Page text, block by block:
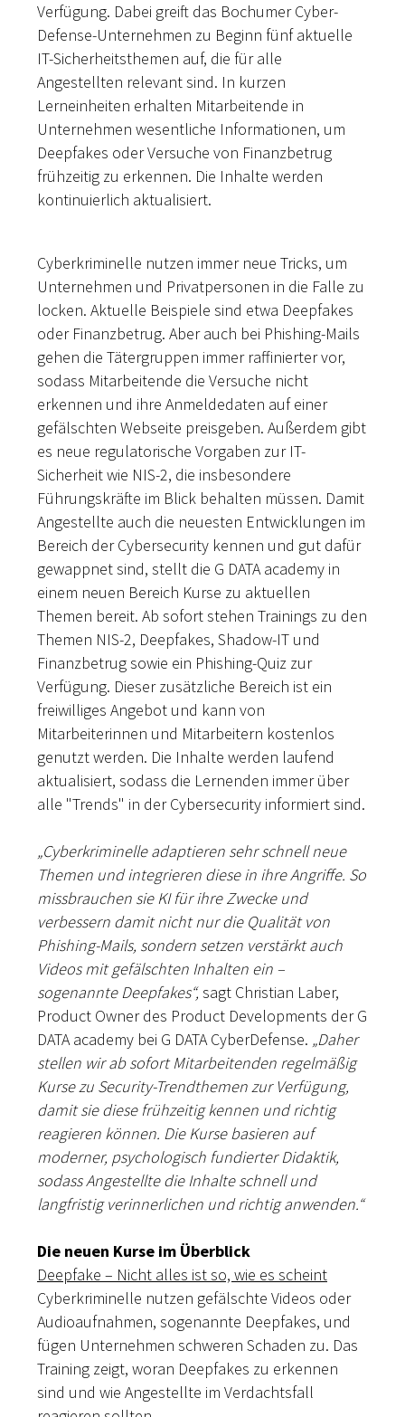
Verfügung. Dabei greift das Bochumer Cyber-
Defense-Unternehmen zu Beginn fünf aktuelle
IT-Sicherheitsthemen auf, die für alle
Angestellten relevant sind. In kurzen
Lerneinheiten erhalten Mitarbeitende in
Unternehmen wesentliche Informationen, um
Deepfakes oder Versuche von Finanzbetrug
frühzeitig zu erkennen. Die Inhalte werden
kontinuierlich aktualisiert.
Cyberkriminelle nutzen immer neue Tricks, um
Unternehmen und Privatpersonen in die Falle zu
locken. Aktuelle Beispiele sind etwa Deepfakes
oder Finanzbetrug. Aber auch bei Phishing-Mails
gehen die Tätergruppen immer raffinierter vor,
sodass Mitarbeitende die Versuche nicht
erkennen und ihre Anmeldedaten auf einer
gefälschten Webseite preisgeben. Außerdem gibt
es neue regulatorische Vorgaben zur IT-
Sicherheit wie NIS-2, die insbesondere
Führungskräfte im Blick behalten müssen. Damit
Angestellte auch die neuesten Entwicklungen im
Bereich der Cybersecurity kennen und gut dafür
gewappnet sind, stellt die G DATA academy in
einem neuen Bereich Kurse zu aktuellen
Themen bereit. Ab sofort stehen Trainings zu den
Themen NIS-2, Deepfakes, Shadow-IT und
Finanzbetrug sowie ein Phishing-Quiz zur
Verfügung. Dieser zusätzliche Bereich ist ein
freiwilliges Angebot und kann von
Mitarbeiterinnen und Mitarbeitern kostenlos
genutzt werden. Die Inhalte werden laufend
aktualisiert, sodass die Lernenden immer über
alle "Trends" in der Cybersecurity informiert sind.
„Cyberkriminelle adaptieren sehr schnell neue
Themen und integrieren diese in ihre Angriffe. So
missbrauchen sie KI für ihre Zwecke und
verbessern damit nicht nur die Qualität von
Phishing-Mails, sondern setzen verstärkt auch
Videos mit gefälschten Inhalten ein –
sogenannte Deepfakes“,sagt Christian Laber,
Product Owner des Product Developments der G
DATA academy bei G DATA CyberDefense. „Daher
stellen wir ab sofort Mitarbeitenden regelmäßig
Kurse zu Security-Trendthemen zur Verfügung,
damit sie diese frühzeitig kennen und richtig
reagieren können. Die Kurse basieren auf
moderner, psychologisch fundierter Didaktik,
sodass Angestellte die Inhalte schnell und
langfristig verinnerlichen und richtig anwenden.“
Die neuen Kurse im Überblick
Deepfake – Nicht alles ist so, wie es scheint
Cyberkriminelle nutzen gefälschte Videos oder
Audioaufnahmen, sogenannte Deepfakes, und
fügen Unternehmen schweren Schaden zu. Das
Training zeigt, woran Deepfakes zu erkennen
sind und wie Angestellte im Verdachtsfall